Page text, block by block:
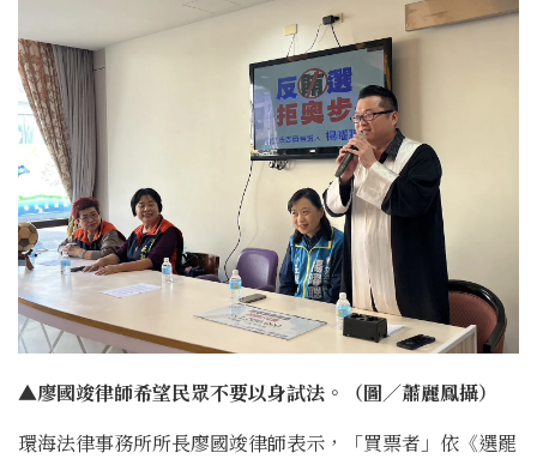
▲廖國竣律師希望民眾不要以身試法。（圖／蕭麗鳳攝）
環海法律事務所所長廖國竣律師表示，「買票者」依《選罷